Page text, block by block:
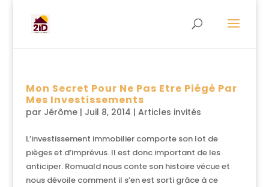
Mon Secret Pour Ne Pas Etre Piégé Par
Mes Investissements
par Jérôme| Juil 8, 2014 | Articles invités
L’investissement immobilier comporte son lot de
pièges et d’imprévus. Il est donc important de les
anticiper. Romuald nous conte son histoire vécue et
nous dévoile comment il s’en est sorti grâce à ce